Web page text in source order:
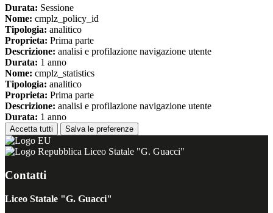
Durata: Sessione
Nome: cmplz_policy_id
Tipologia: analitico
Proprieta: Prima parte
Descrizione: analisi e profilazione navigazione utente
Durata: 1 anno
Nome: cmplz_statistics
Tipologia: analitico
Proprieta: Prima parte
Descrizione: analisi e profilazione navigazione utente
Durata: 1 anno
Accetta tutti Salva le preferenze
Liceo Statale "G. Guacci"
Contatti
Liceo Statale "G. Guacci"